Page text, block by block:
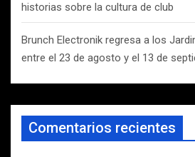
historias sobre la cultura de club
Brunch Electronik regresa a los
entre el 23 de agosto y el 13 de
Comentarios recientes